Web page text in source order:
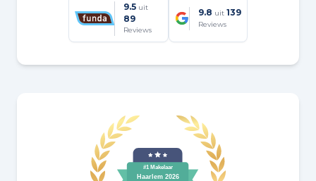
9.5 uit
89
Reviews
9.8 uit 139
Reviews